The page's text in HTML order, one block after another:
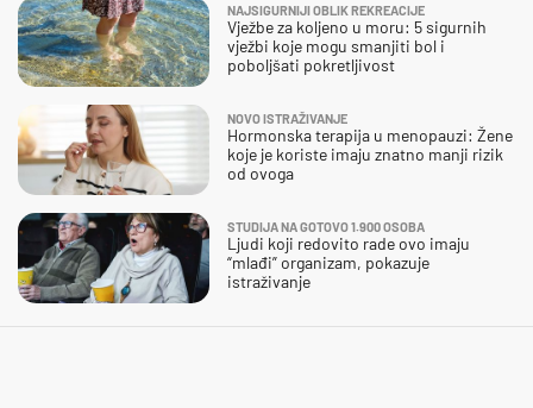
NAJSIGURNIJI OBLIK REKREACIJE
Vježbe za koljeno u moru: 5 sigurnih
vježbi koje mogu smanjiti bol i
poboljšati pokretljivost
NOVO ISTRAŽIVANJE
Hormonska terapija u menopauzi: Žene
koje je koriste imaju znatno manji rizik
od ovoga
STUDIJA NA GOTOVO 1.900 OSOBA
Ljudi koji redovito rade ovo imaju
“mlađi” organizam, pokazuje
istraživanje